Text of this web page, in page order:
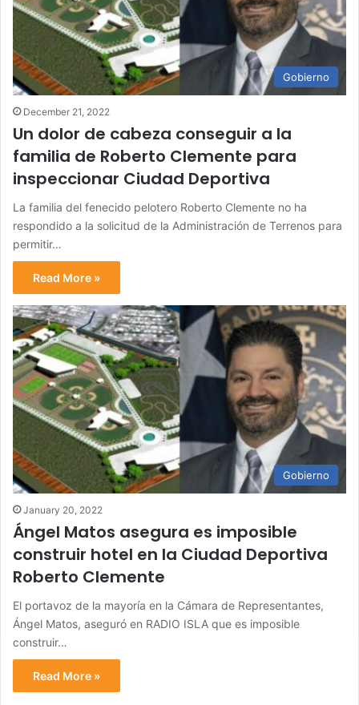
Gobierno
December 21, 2022
Un dolor de cabeza conseguir a la
familia de Roberto Clemente para
inspeccionar Ciudad Deportiva
La familia del fenecido pelotero Roberto Clemente no ha
respondido a la solicitud de la Administración de Terrenos para
permitir…
Read More »
Gobierno
January 20, 2022
Ángel Matos asegura es imposible
construir hotel en la Ciudad Deportiva
Roberto Clemente
El portavoz de la mayoría en la Cámara de Representantes,
Ángel Matos, aseguró en RADIO ISLA que es imposible
construir…
Read More »